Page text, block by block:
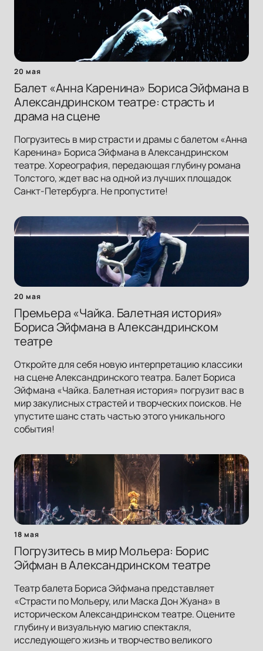
20 мая
Балет «Анна Каренина» Бориса Эйфмана в
Александринском театре: страсть и
драма на сцене
Погрузитесь в мир страсти и драмы с балетом «Анна
Каренина» Бориса Эйфмана в Александринском
театре. Хореография, передающая глубину романа
Толстого, ждет вас на одной из лучших площадок
Санкт-Петербурга. Не пропустите!
20 мая
Премьера «Чайка. Балетная история»
Бориса Эйфмана в Александринском
театре
Откройте для себя новую интерпретацию классики
на сцене Александринского театра. Балет Бориса
Эйфмана «Чайка. Балетная история» погрузит вас в
мир закулисных страстей и творческих поисков. Не
упустите шанс стать частью этого уникального
события!
18 мая
Погрузитесь в мир Мольера: Борис
Эйфман в Александринском театре
Театр балета Бориса Эйфмана представляет
«Страсти по Мольеру, или Маска Дон Жуана» в
историческом Александринском театре. Оцените
глубину и визуальную магию спектакля,
исследующего жизнь и творчество великого